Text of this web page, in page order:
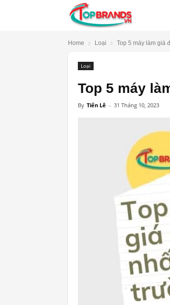
Home Loại Top 5 máy làm giá
Loại
Top 5 máy
By Tiến Lê - 31 Tháng 10, 2023